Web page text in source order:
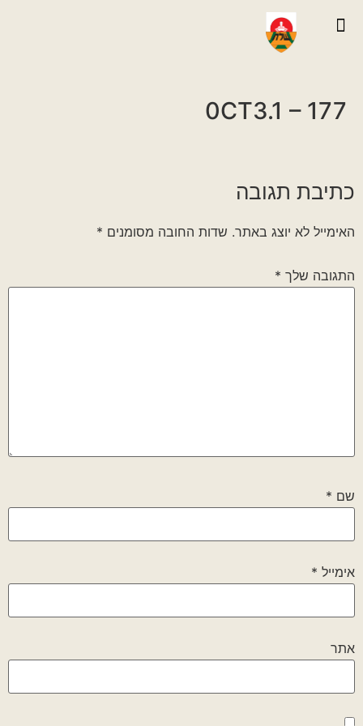
0CT3.1 – 177
כתיבת תגובה
האימייל לא יוצג באתר. שדות החובה מסומנים *
התגובה שלך *
שם *
אימייל *
אתר